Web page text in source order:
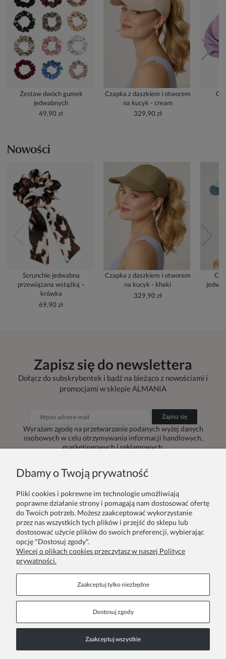
Zestaw dwóch gumek
jedwabnych
49,90 zł
Czapka z daszkiem i otworem
na kucyk - cream
329,90 zł
Nowości
Scrunchie jedwabna
przewiązana wstążką –
krówka
69,90 zł
Czapka z daszkiem i otworem
na kucyk - khaki
329,90 zł
Zapisz się do newslettera
Dołącz do subskrybentek i bądź na bieżąco z nowościami i
promocjami w sklepie ALMANIA
Zapisz się
Wyrażam zgodę na przetwarzanie podanych wyżej danych
osobowych w celu otrzymywania informacji handlowych,
marketingowych i reklamowych.
Zamówienie
Twoje zamówienia
Zwroty i reklamacje
Formy płatności
Czas i koszty dostawy
Inne
Blog
Zainspiruj się
Kontakt
Pn. - Pt. 9:00 - 15:00
Dbamy o Twoją prywatność
Pliki cookies i pokrewne im technologie umożliwiają
poprawne działanie strony i pomagają nam dostosować ofertę
do Twoich potrzeb. Możesz zaakceptować wykorzystanie
przez nas wszystkich tych plików i przejść do sklepu lub
dostosować użycie plików do swoich preferencji, wybierając
opcję "Dostosuj zgody".
Więcej o plikach cookies przeczytasz w naszej Polityce
prywatności.
Zaakceptuj tylko niezbędne
Dostosuj zgody
Zaakceptuj wszystkie